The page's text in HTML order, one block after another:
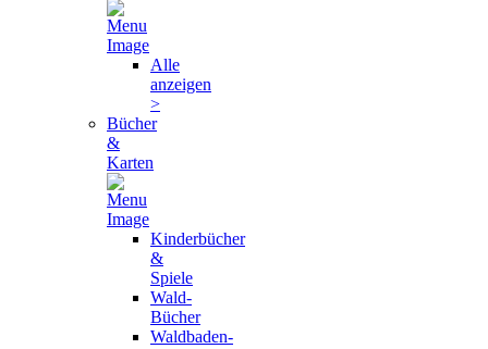
Alle
anzeigen
>
Bücher
&
Karten
Kinderbücher
&
Spiele
Wald-
Bücher
Waldbaden-